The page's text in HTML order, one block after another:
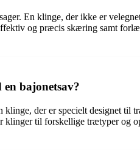
En klinge, der ikke er
og præcis skæring samt
bajonetsav?
klinge, der er specielt designet
til forskellige trætyper